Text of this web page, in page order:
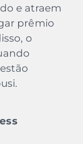
e atraem
prêmio
o